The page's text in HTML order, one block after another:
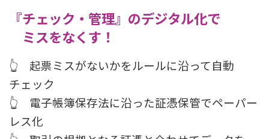
『チェック・管理』のデジタル化で
ミスをなくす！
👆 起票ミスがないかをルールに沿って自動
チェック
👆 電子帳簿保存法に沿った証憑保管でペーパー
レス化